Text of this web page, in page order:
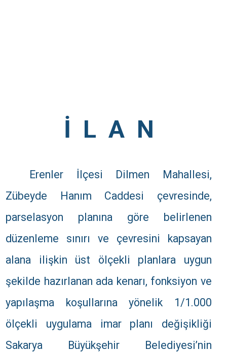
İ L A N
Erenler İlçesi Dilmen Mahallesi,
Zübeyde Hanım Caddesi çevresinde,
parselasyon planına göre belirlenen
düzenleme sınırı ve çevresini kapsayan
alana ilişkin üst ölçekli planlara uygun
şekilde hazırlanan ada kenarı, fonksiyon ve
yapılaşma koşullarına yönelik 1/1.000
ölçekli uygulama imar planı değişikliği
Sakarya Büyükşehir Belediyesi’nin